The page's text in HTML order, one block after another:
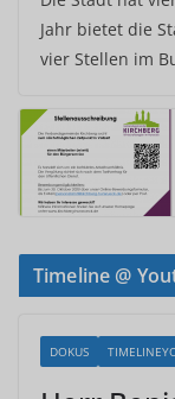
Jahr bietet die
vier Stellen im
Timeline @
DOKUS